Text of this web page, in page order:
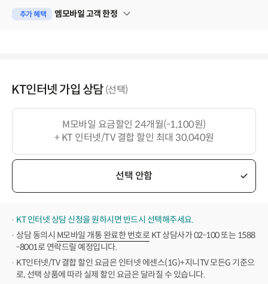
추가 혜택 엠모바일 고객 한정
펼쳐보기
KT인터넷 가입 상담 (선택)
M모바일 요금할인 24개월(-1,100원)
+ KT 인터넷/TV 결합 할인 최대 30,040원
선택 안함
KT 인터넷 상담 신청을 원하시면 반드시 선택해주세요.
상담 동의시 M모바일 개통 완료한 번호로 KT 상담사가 02-100 또는 1588
-8001로 연락드릴 예정입니다.
KT인터넷/TV 결합 할인 요금은 인터넷 에센스(1G)+지니TV 모든G 기준으
로, 선택 상품에 따라 실제 할인 요금은 달라질 수 있습니다.